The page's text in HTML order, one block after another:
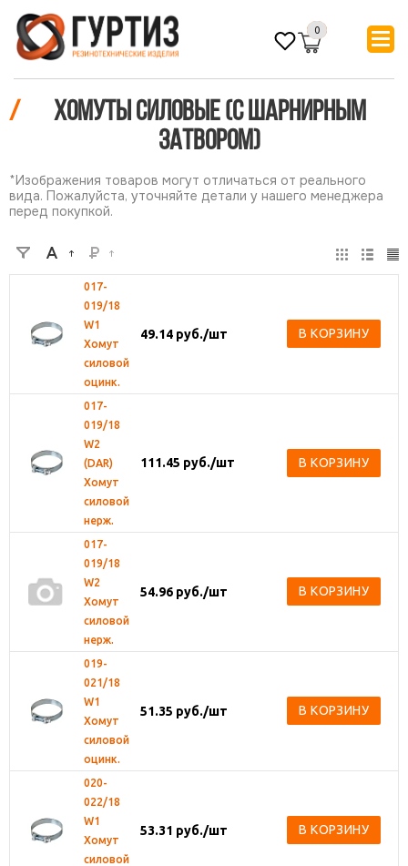
0
/
Хомуты силовые (с шарнирным
затвором)
*Изображения товаров могут отличаться от реального
вида. Пожалуйста, уточняйте детали у нашего менеджера
перед покупкой.
017-
019/18
W1
Хомут
силовой
оцинк.
49.14 руб./шт В КОРЗИНУ
017-
019/18
W2
(DAR)
Хомут
силовой
нерж.
111.45 руб./шт В КОРЗИНУ
017-
019/18
W2
Хомут
силовой
нерж.
54.96 руб./шт В КОРЗИНУ
019-
021/18
W1
Хомут
силовой
оцинк.
51.35 руб./шт В КОРЗИНУ
020-
022/18
W1
Хомут
силовой
53.31 руб./шт В КОРЗИНУ